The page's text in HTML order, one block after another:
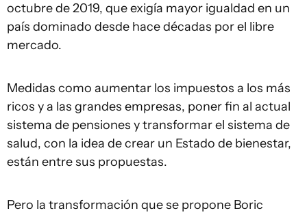
octubre de 2019, que exigía mayor igualdad en un
país dominado desde hace décadas por el libre
mercado.
Medidas como aumentar los impuestos a los más
ricos y a las grandes empresas, poner fin al actual
sistema de pensiones y transformar el sistema de
salud, con la idea de crear un Estado de bienestar,
están entre sus propuestas.
Pero la transformación que se propone Boric